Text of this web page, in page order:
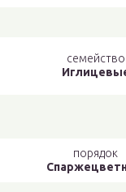
семейство
порядок